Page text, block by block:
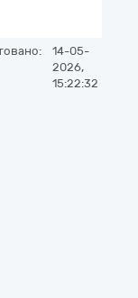
14-05-
2026,
15:22:32